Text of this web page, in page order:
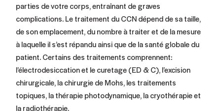
parties de votre corps, entraînant de graves
complications. Le traitement du CCN dépend de sa taille,
de son emplacement, du nombre à traiter et de la mesure
à laquelle il s’est répandu ainsi que de la santé globale du
patient. Certains des traitements comprennent:
l’électrodesiccation et le curetage (ED & C), l’excision
chirurgicale, la chirurgie de Mohs, les traitements
topiques, la thérapie photodynamique, la cryothérapie et
la radiothérapie.